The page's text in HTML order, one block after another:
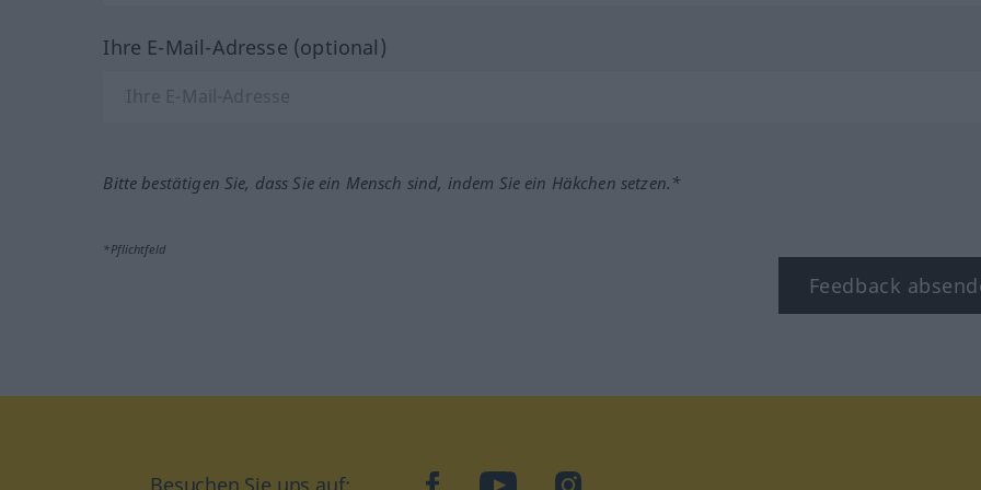
Ihre E-Mail-Adresse (optional)
Bitte bestätigen Sie, dass Sie ein Mensch sind, indem Sie ein Häkchen setzen.*
*Pflichtfeld
Feedback
facebookYouTubeInstagram